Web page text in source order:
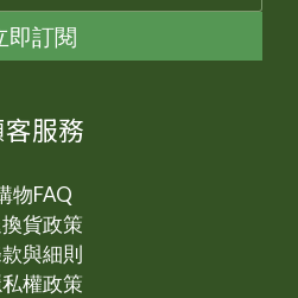
即訂閱
服務
物FAQ
貨政策
與細則
權政策